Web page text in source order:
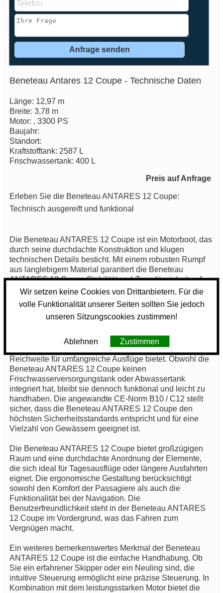
Beneteau Antares 12 Coupe - Technische Daten
Länge: 12,97 m
Breite: 3,78 m
Motor: , 3300 PS
Baujahr:
Standort:
Kraftstofftank: 2587 L
Frischwassertank: 400 L
Preis auf Anfrage
Erleben Sie die Beneteau ANTARES 12 Coupe:
Technisch ausgereift und funktional
Die Beneteau ANTARES 12 Coupe ist ein Motorboot, das
durch seine durchdachte Konstruktion und klugen
technischen Details besticht. Mit einem robusten Rumpf
aus langlebigem Material garantiert die Beneteau
ANTARES 12 Coupe Stabilität und Zuverlässigkeit auf
dem Wasser. Ihr leistungsstarker Motor mit 300 PS sorgt
für eine zuverlässige und kraftvolle Antriebstechnik, die
sowohl auf ruhigen Gewässern als auch bei raueren
Bedingungen überzeugt.
Der Kraftstofftank der Beneteau ANTARES 12 Coupe hat
ein Volumen von 2 Litern, was eine ausreichende
Reichweite für umfangreiche Ausflüge bietet. Obwohl die
Beneteau ANTARES 12 Coupe keinen
Frischwasserversorgungstank oder Abwassertank
integriert hat, bleibt sie dennoch funktional und leicht zu
handhaben. Die angewandte CE-Norm B10 / C12 stellt
sicher, dass die Beneteau ANTARES 12 Coupe den
höchsten Sicherheitsstandards entspricht und für eine
Vielzahl von Gewässern geeignet ist.
Die Beneteau ANTARES 12 Coupe bietet großzügigen
Raum und eine durchdachte Anordnung der Elemente,
die sich ideal für Tagesausflüge oder längere Ausfahrten
eignet. Die ergonomische Gestaltung berücksichtigt
sowohl den Komfort der Passagiere als auch die
Funktionalität bei der Navigation. Die
Benutzerfreundlichkeit steht in der Beneteau ANTARES
12 Coupe im Vordergrund, was das Fahren zum
Vergnügen macht.
Ein weiteres bemerkenswertes Merkmal der Beneteau
ANTARES 12 Coupe ist die einfache Handhabung. Ob
Sie ein erfahrener Skipper oder ein Neuling sind, die
intuitive Steuerung ermöglicht eine präzise Steuerung. In
Kombination mit dem leistungsstarken Motor bietet die
Wir setzen keine Cookies von Drittanbietern. Für die
volle Funktionalität unserer Seiten sollten Sie jedoch
unseren Sitzungscookies zustimmen!
Ablehnen Zustimmen